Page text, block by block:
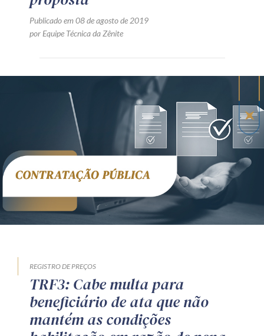
Publicado em 08 de agosto de 2019
por Equipe Técnica da Zênite
REGISTRO DE PREÇOS
TRF3: Cabe multa para
beneficiário de ata que não
mantém as condições